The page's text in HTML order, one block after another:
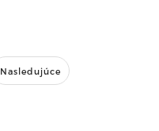
Nasledujúce